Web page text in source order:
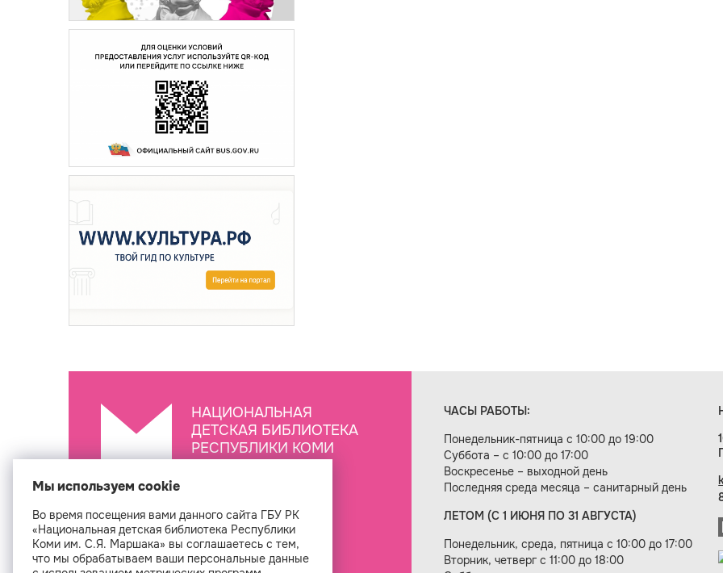
НАЦИОНАЛЬНАЯ
ДЕТСКАЯ БИБЛИОТЕКА
РЕСПУБЛИКИ КОМИ
ЧАСЫ РАБОТЫ:
Понедельник-пятница с 10:00 до 19:00
Суббота – с 10:00 до 17:00
Воскресенье – выходной день
Последняя среда месяца – санитарный день
ЛЕТОМ (С 1 ИЮНЯ ПО 31 АВГУСТА)
Понедельник, среда, пятница с 10:00 до 17:00
Вторник, четверг с 11:00 до 18:00
Создание сайта — веб-студия «Цифровой век»
Мы используем cookie
Во время посещения вами данного сайта ГБУ РК
«Национальная детская библиотека Республики
Коми им. С.Я. Маршака» вы соглашаетесь с тем,
что мы обрабатываем ваши персональные данные